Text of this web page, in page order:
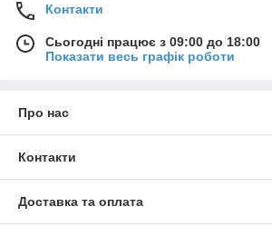
Контакти
Сьогодні працює з 09:00 до 18:00
Показати весь графік роботи
Про нас
Контакти
Доставка та оплата